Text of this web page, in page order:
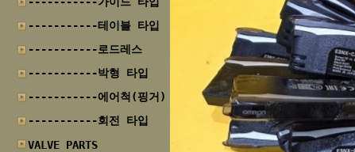
-----------테이블 타입
-----------로드레스
-----------박형 타입
-----------에어척(핑거)
-----------회전 타입
VALVE PARTS